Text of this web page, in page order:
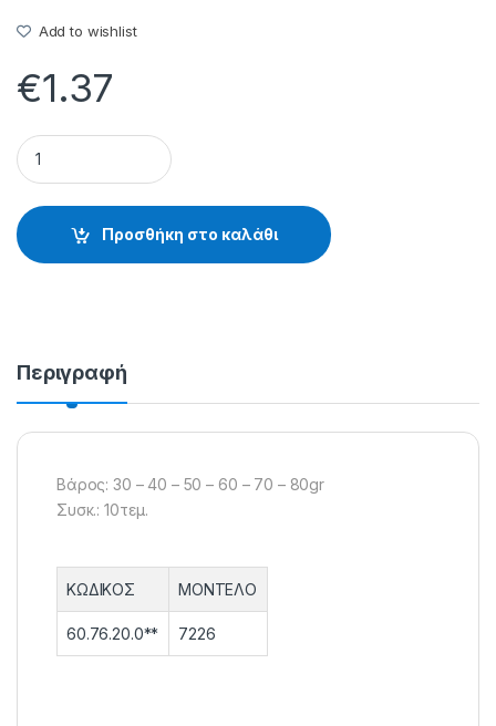
Add to wishlist
€1.37
BRUCE FLY - 60.76.20.030 quantity
Προσθήκη στο καλάθι
Περιγραφή
Βάρος: 30 – 40 – 50 – 60 – 70 – 80gr
Συσκ.: 10τεμ.
ΚΩΔΙΚΟΣ ΜΟΝΤΕΛΟ
60.76.20.0** 7226